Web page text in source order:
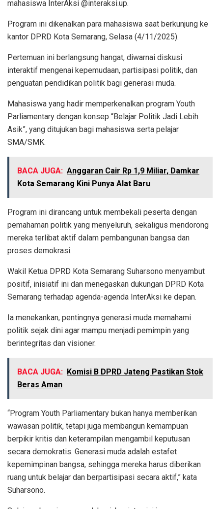
mahasiswa InterAksi @interaksi.up.
Program ini dikenalkan para mahasiswa saat berkunjung ke
kantor DPRD Kota Semarang, Selasa (4/11/2025).
Pertemuan ini berlangsung hangat, diwarnai diskusi
interaktif mengenai kepemudaan, partisipasi politik, dan
penguatan pendidikan politik bagi generasi muda.
Mahasiswa yang hadir memperkenalkan program Youth
Parliamentary dengan konsep “Belajar Politik Jadi Lebih
Asik”, yang ditujukan bagi mahasiswa serta pelajar
SMA/SMK.
BACA JUGA: Anggaran Cair Rp 1,9 Miliar, Damkar
Kota Semarang Kini Punya Alat Baru
Program ini dirancang untuk membekali peserta dengan
pemahaman politik yang menyeluruh, sekaligus mendorong
mereka terlibat aktif dalam pembangunan bangsa dan
proses demokrasi.
Wakil Ketua DPRD Kota Semarang Suharsono menyambut
positif, inisiatif ini dan menegaskan dukungan DPRD Kota
Semarang terhadap agenda-agenda InterAksi ke depan.
Ia menekankan, pentingnya generasi muda memahami
politik sejak dini agar mampu menjadi pemimpin yang
berintegritas dan visioner.
BACA JUGA: Komisi B DPRD Jateng Pastikan Stok
Beras Aman
“Program Youth Parliamentary bukan hanya memberikan
wawasan politik, tetapi juga membangun kemampuan
berpikir kritis dan keterampilan mengambil keputusan
secara demokratis. Generasi muda adalah estafet
kepemimpinan bangsa, sehingga mereka harus diberikan
ruang untuk belajar dan berpartisipasi secara aktif,” kata
Suharsono.